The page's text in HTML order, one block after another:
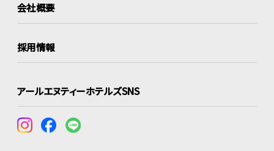
会社概要
採用情報
アールエヌティーホテルズSNS